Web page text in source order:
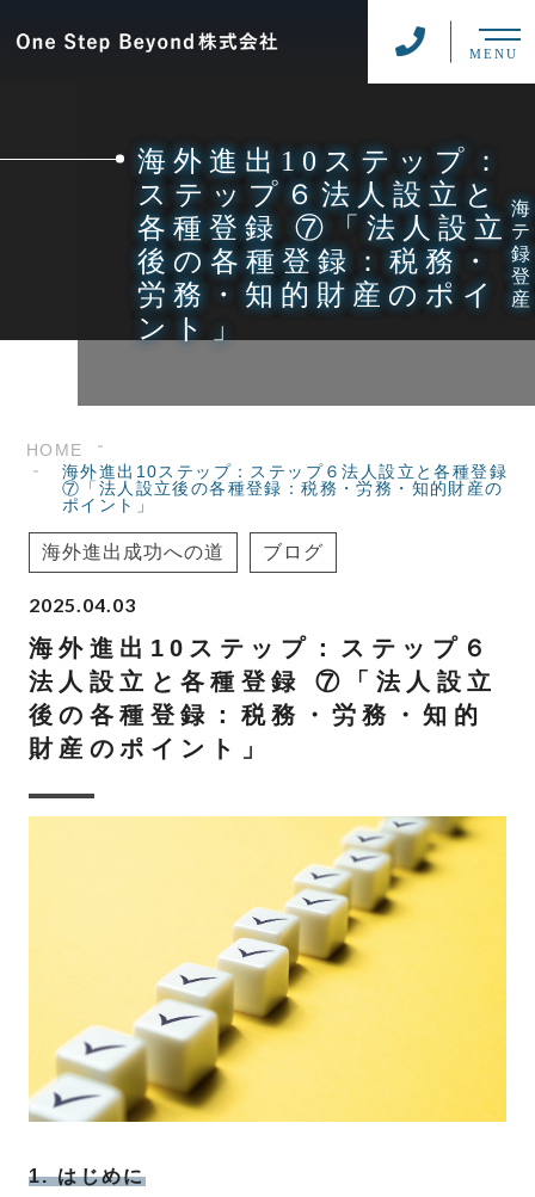
MENU
海外進出10ステップ：
ステップ６法人設立と
各種登録 ⑦「法人設立
後の各種登録：税務・
労務・知的財産のポイ
ント」
HOME
海外進出10ステップ：ステップ６法人設立と各種登録
⑦「法人設立後の各種登録：税務・労務・知的財産の
ポイント」
海外進出成功への道 ブログ
2025.04.03
海外進出10ステップ：ステップ６
法人設立と各種登録 ⑦「法人設立
後の各種登録：税務・労務・知的
財産のポイント」
1. はじめに